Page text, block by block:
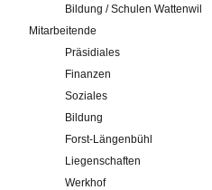
Bildung / Schulen Wattenwil
Mitarbeitende
Präsidiales
Finanzen
Soziales
Bildung
Forst-Längenbühl
Liegenschaften
Werkhof